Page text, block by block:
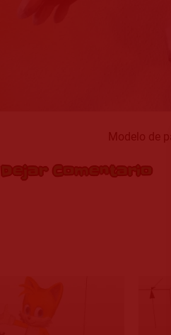
Modelo de
Dejar Comentario